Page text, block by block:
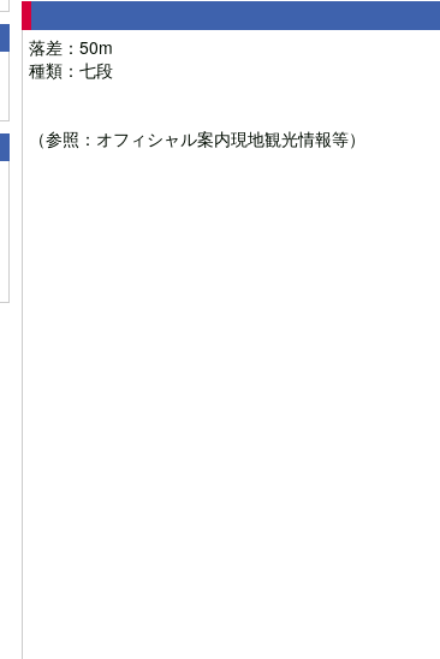
落差：50m
種類：七段
（参照：オフィシャル案内現地観光情報等）